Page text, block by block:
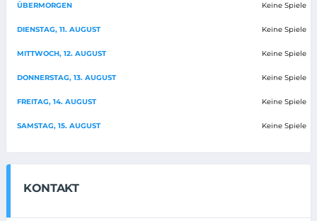
ÜBERMORGEN Keine Spiele
DIENSTAG, 11. AUGUST Keine Spiele
MITTWOCH, 12. AUGUST Keine Spiele
DONNERSTAG, 13. AUGUST Keine Spiele
FREITAG, 14. AUGUST Keine Spiele
SAMSTAG, 15. AUGUST Keine Spiele
KONTAKT